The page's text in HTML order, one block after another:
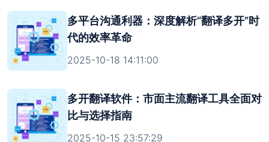
多平台沟通利器：深度解析“翻译多开”时
代的效率革命
2025-10-18 14:11:00
多开翻译软件：市面主流翻译工具全面对
比与选择指南
2025-10-15 23:57:29